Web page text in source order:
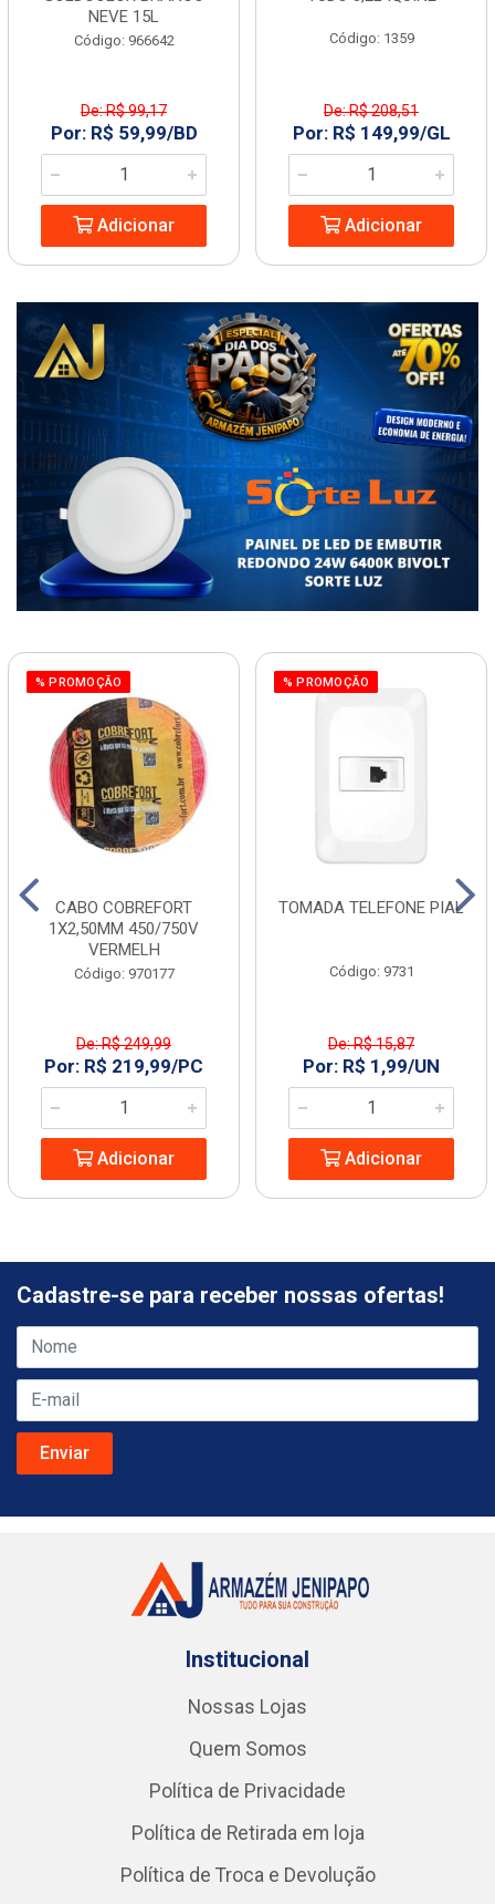
NEVE 15L
Código: 966642
De: R$ 99,17
Por: R$ 59,99/BD
Adicionar
Código: 1359
De: R$ 208,51
Por: R$ 149,99/GL
Adicionar
% PROMOÇÃO
CABO COBREFORT
1X2,50MM 450/750V
VERMELH
Código: 970177
De: R$ 249,99
Por: R$ 219,99/PC
Adicionar
% PROMOÇÃO
TOMADA TELEFONE PIAL
Código: 9731
De: R$ 15,87
Por: R$ 1,99/UN
Adicionar
Cadastre-se para receber nossas ofertas!
Institucional
Nossas Lojas
Quem Somos
Política de Privacidade
Política de Retirada em loja
Política de Troca e Devolução